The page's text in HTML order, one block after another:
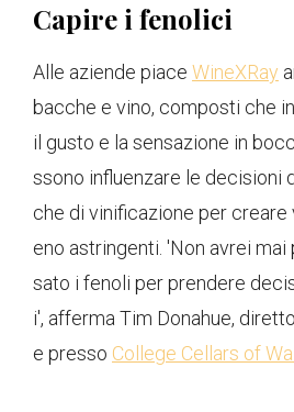
Capire i fenolici
Alle aziende piace WineXRay
bacche e vino, composti che
il gusto e la sensazione in
ssono influenzare le decisioni
che di vinificazione per creare
eno astringenti. 'Non avrei
sato i fenoli per prendere
i', afferma Tim Donahue,
e presso College Cellars of